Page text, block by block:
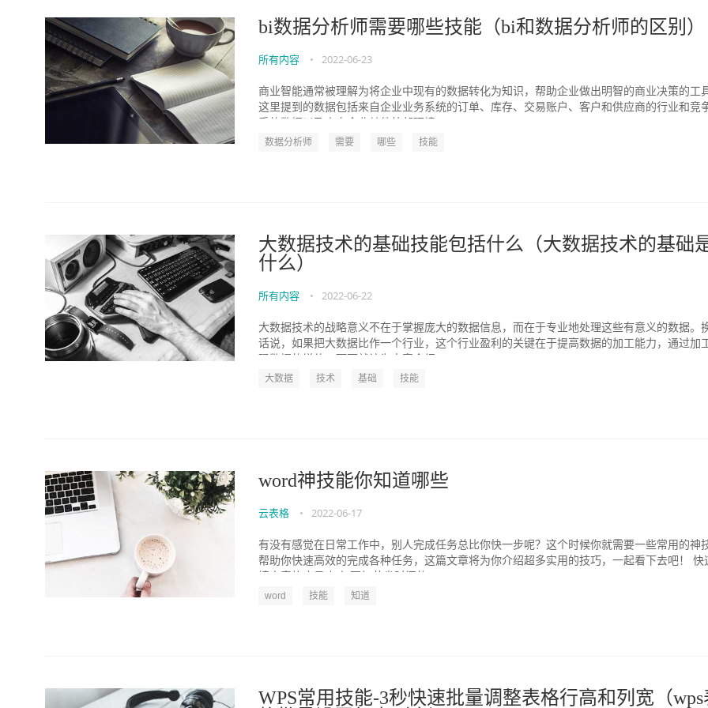
bi数据分析师需要哪些技能（bi和数据分析师的区别）
所有内容 • 2022-06-23
商业智能通常被理解为将企业中现有的数据转化为知识，帮助企业做出明智的商业决策的工
这里提到的数据包括来自企业业务系统的订单、库存、交易账户、客户和供应商的行业和竞
数据分析师 需要 哪些 技能
大数据技术的基础技能包括什么（大数据技术的基础
什么）
所有内容 • 2022-06-22
大数据技术的战略意义不在于掌握庞大的数据信息，而在于专业地处理这些有意义的数据。
话说，如果把大数据比作一个行业，这个行业盈利的关键在于提高数据的加工能力，通过加
大数据 技术 基础 技能
word神技能你知道哪些
云表格 • 2022-06-17
有没有感觉在日常工作中，别人完成任务总比你快一步呢？这个时候你就需要一些常用的神
帮助你快速高效的完成各种任务，这篇文章将为你介绍超多实用的技巧，一起看下去吧！ 快
word 技能 知道
WPS常用技能-3秒快速批量调整表格行高和列宽（wps